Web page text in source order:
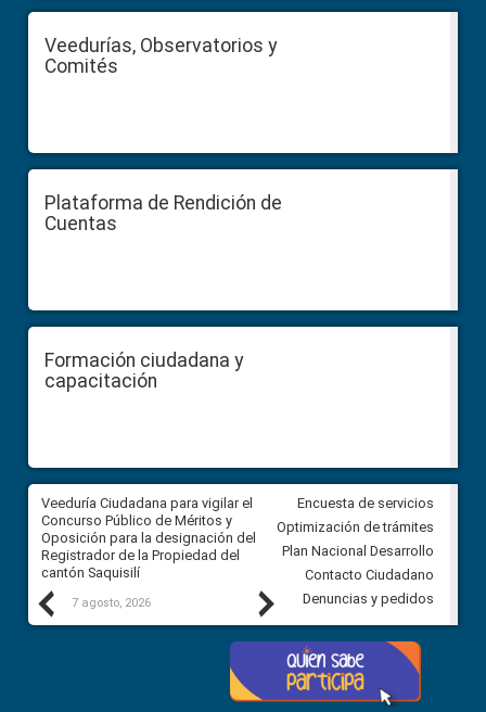
Veedurías, Observatorios y
Comités
Plataforma de Rendición de
Cuentas
Formación ciudadana y
capacitación
Previous
Veeduría Ciudadana para vigilar el
Concurso Público de Méritos y
Oposición para la designación del
Registrador de la Propiedad del
cantón Saquisilí
7 agosto, 2026
Veeduría Ciudadana para
construcción del asfaltado de
Ballenita del cantón Santa
7 agosto, 2026
Next
Encuesta de servicios
Optimización de trámites
Plan Nacional Desarrollo
Contacto Ciudadano
Denuncias y pedidos